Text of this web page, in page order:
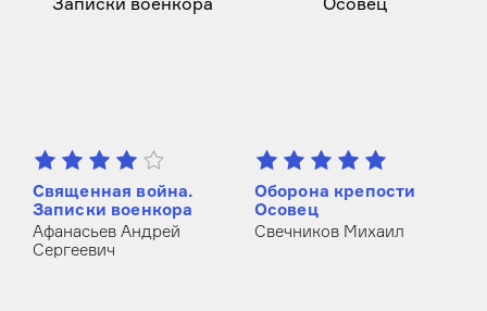
Афанасьев Андрей
Сергеевич
Священная война.
Записки военкора
Свечников Михаил
Оборона крепости
Осовец